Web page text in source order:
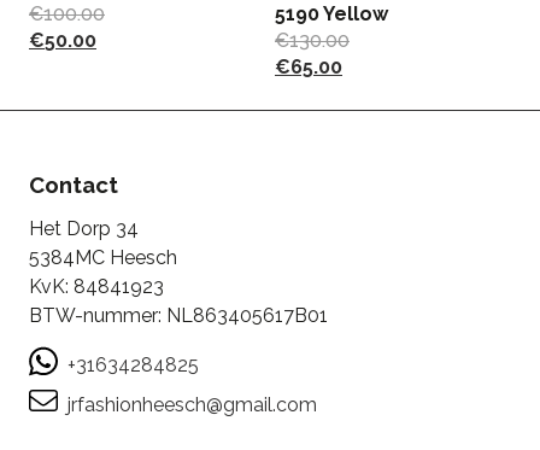
€100.00
€50.00
5190 Yellow
€130.00
€65.00
Contact
Het Dorp 34
5384MC Heesch
KvK: 84841923
BTW-nummer: NL863405617B01
+31634284825
jrfashionheesch@gmail.com